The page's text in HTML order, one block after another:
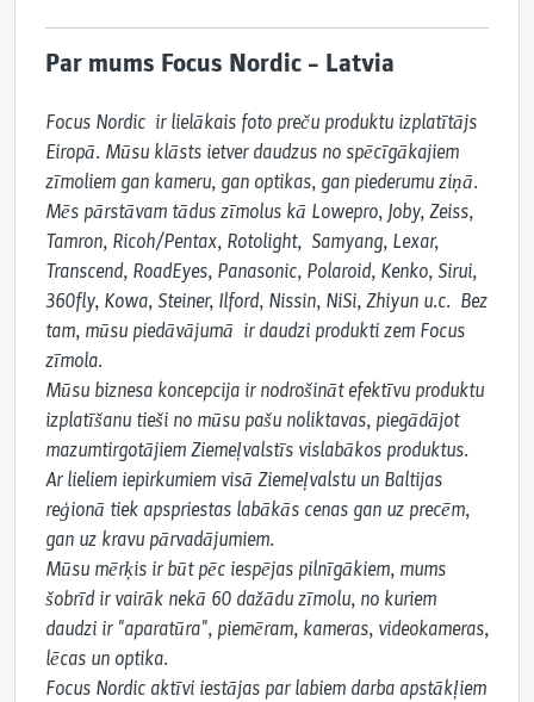
Par mums Focus Nordic – Latvia
Focus Nordic  ir lielākais foto preču produktu izplatītājs
Eiropā. Mūsu klāsts ietver daudzus no spēcīgākajiem
zīmoliem gan kameru, gan optikas, gan piederumu ziņā.
Mēs pārstāvam tādus zīmolus kā Lowepro, Joby, Zeiss,
Tamron, Ricoh/Pentax, Rotolight,  Samyang, Lexar,
Transcend, RoadEyes, Panasonic, Polaroid, Kenko, Sirui,
360fly, Kowa, Steiner, Ilford, Nissin, NiSi, Zhiyun u.c.  Bez
tam, mūsu piedāvājumā  ir daudzi produkti zem Focus
zīmola.
Mūsu biznesa koncepcija ir nodrošināt efektīvu produktu
izplatīšanu tieši no mūsu pašu noliktavas, piegādājot
mazumtirgotājiem Ziemeļvalstīs vislabākos produktus.
Ar lieliem iepirkumiem visā Ziemeļvalstu un Baltijas
reģionā tiek apspriestas labākās cenas gan uz precēm,
gan uz kravu pārvadājumiem.
Mūsu mērķis ir būt pēc iespējas pilnīgākiem, mums
šobrīd ir vairāk nekā 60 dažādu zīmolu, no kuriem
daudzi ir "aparatūra", piemēram, kameras, videokameras,
lēcas un optika.
Focus Nordic aktīvi iestājas par labiem darba apstākļiem